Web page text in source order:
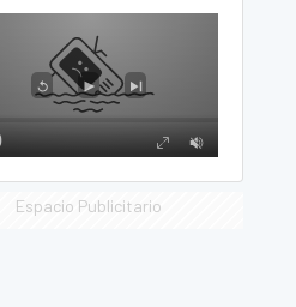
Espacio Publicitario